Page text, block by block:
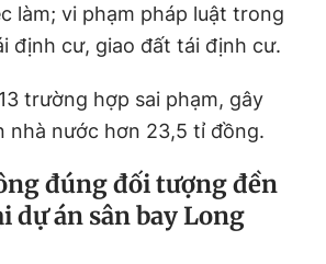
làm; vi phạm pháp luật trong
định cư, giao đất tái định cư.
trường hợp sai phạm, gây
nhà nước hơn 23,5 tỉ đồng.
đúng đối tượng đền
dự án sân bay Long